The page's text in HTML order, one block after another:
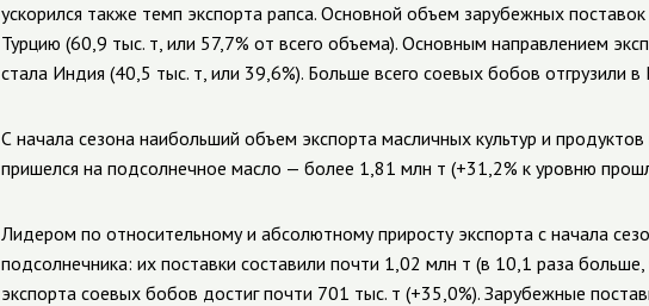
ускорился также темп экспорта рапса. Основной объем зарубежных
Турцию (60,9 тыс. т, или 57,7% от всего объема). Основным направлением
стала Индия (40,5 тыс. т, или 39,6%). Больше всего соевых бобов отгрузили в
С начала сезона наибольший объем экспорта масличных культур и
пришелся на подсолнечное масло — более 1,81 млн т (+31,2% к уровню
Лидером по относительному и абсолютному приросту экспорта c начала
подсолнечника: их поставки составили почти 1,02 млн т (в 10,1 раза
экспорта соевых бобов достиг почти 701 тыс. т (+35,0%). Зарубежные